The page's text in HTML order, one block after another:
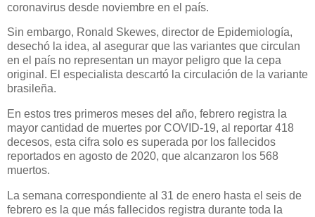
coronavirus desde noviembre en el país.
Sin embargo, Ronald Skewes, director de Epidemiología,
desechó la idea, al asegurar que las variantes que circulan
en el país no representan un mayor peligro que la cepa
original. El especialista descartó la circulación de la variante
brasileña.
En estos tres primeros meses del año, febrero registra la
mayor cantidad de muertes por COVID-19, al reportar 418
decesos, esta cifra solo es superada por los fallecidos
reportados en agosto de 2020, que alcanzaron los 568
muertos.
La semana correspondiente al 31 de enero hasta el seis de
febrero es la que más fallecidos registra durante toda la